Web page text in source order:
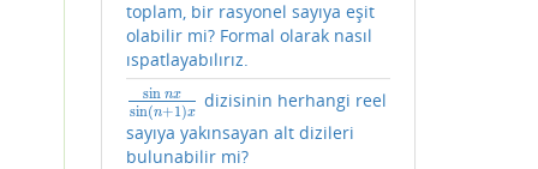
toplam, bir rasyonel sayıya eşit
olabilir mi? Formal olarak nasıl
ıspatlayabılırız.
sin nx
sin(n+1 )x
sinnxsin( n+1)x
dizisinin herhangi reel
sayıya yakınsayan alt dizileri
bulunabilir mi?